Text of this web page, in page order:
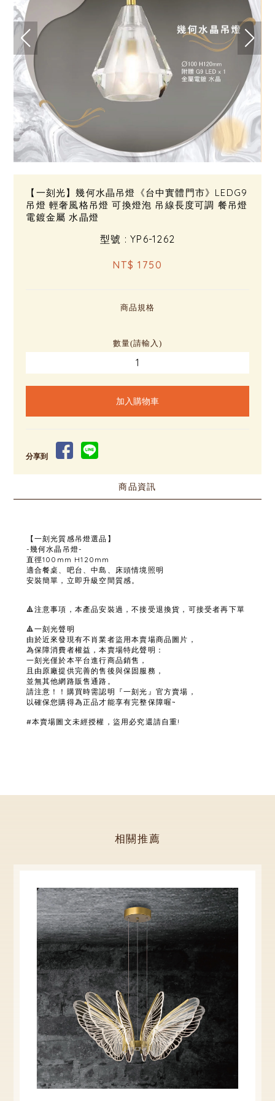
【一刻光】幾何水晶吊燈《台中實體門市》LEDG9
吊燈 輕奢風格吊燈 可換燈泡 吊線長度可調 餐吊燈
電鍍金屬 水晶燈
型號 : YP6-1262
NT$ 1750
商品規格
數量(請輸入)
分享到
商品資訊
【一刻光質感吊燈選品】
-幾何水晶吊燈-
直徑100mm H120mm
適合餐桌、吧台、中島、床頭情境照明
安裝簡單，立即升級空間質感。
🔺注意事項，本產品安裝過，不接受退換貨，可接受者再下單
🔺一刻光聲明
由於近來發現有不肖業者盜用本賣場商品圖片，
為保障消費者權益，本賣場特此聲明：
一刻光僅於本平台進行商品銷售，
且由原廠提供完善的售後與保固服務，
並無其他網路販售通路。
請注意！！購買時需認明『一刻光』官方賣場，
以確保您購得為正品才能享有完整保障喔~
#本賣場圖文未經授權，盜用必究還請自重!